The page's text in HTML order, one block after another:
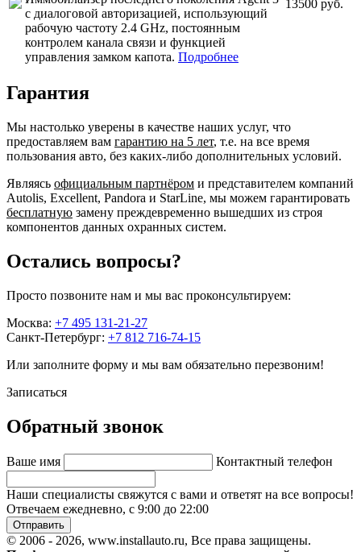
с диалоговой авторизацией, использующий
рабочую частоту 2.4 GHz, постоянным
контролем канала связи и функцией
управления замком капота. Подробнее
13500 руб.
Гарантия
Мы настолько уверены в качестве наших услуг, что
предоставляем вам гарантию на 5 лет, т.е. на все время
пользования авто, без каких-либо дополнительных условий.
Являясь официальным партнёром и представителем компаний
Autolis, Excellent, Pandora и StarLine, мы можем гарантировать
бесплатную замену преждевременно вышедших из строя
компонентов данных охранных систем.
Остались вопросы?
Просто позвоните нам и мы вас проконсультируем:
Москва: +7 495 131-21-27
Санкт-Петербург: +7 812 716-74-15
Или заполните форму и мы вам обязательно перезвоним!
Записаться
Обратный звонок
Ваше имя Контактный телефон
Наши специалисты свяжутся с вами и ответят на все вопросы!
Отвечаем ежедневно, с 9:00 до 22:00
Отправить
© 2006 - 2026, www.installauto.ru, Все права защищены.